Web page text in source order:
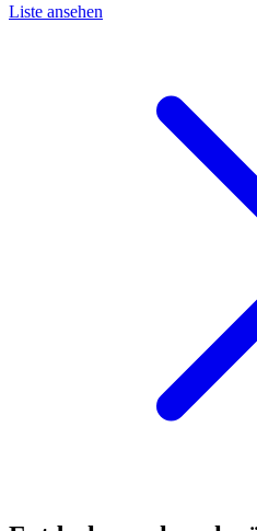
Liste ansehen